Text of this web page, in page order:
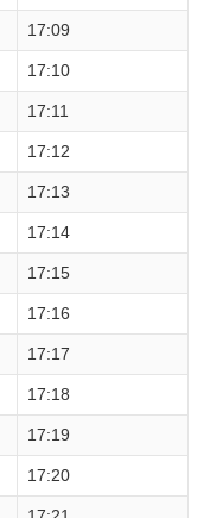
17:09
17:10
17:11
17:12
17:13
17:14
17:15
17:16
17:17
17:18
17:19
17:20